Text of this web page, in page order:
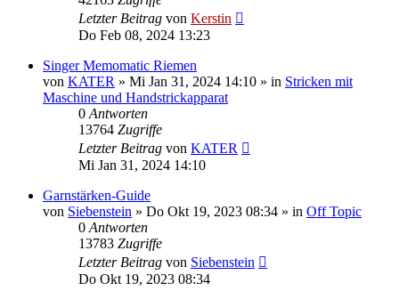
Letzter Beitrag von Kerstin
Do Feb 08, 2024 13:23
Singer Memomatic Riemen
von KATER » Mi Jan 31, 2024 14:10 » in Stricken mit
Maschine und Handstrickapparat
0 Antworten
13764 Zugriffe
Letzter Beitrag von KATER
Mi Jan 31, 2024 14:10
Garnstärken-Guide
von Siebenstein » Do Okt 19, 2023 08:34 » in Off Topic
0 Antworten
13783 Zugriffe
Letzter Beitrag von Siebenstein
Do Okt 19, 2023 08:34